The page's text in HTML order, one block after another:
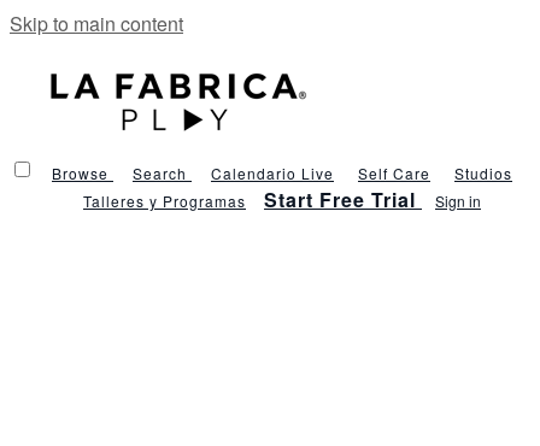
Skip to main content
Browse Search Calendario Live Self Care
Studios
Talleres y Programas
Start Free Trial Sign in